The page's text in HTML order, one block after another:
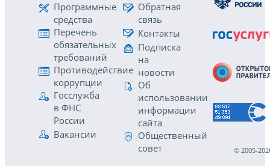
Программные
средства
Перечень
обязательных
требований
Противодействие
коррупции
Госслужба
в ФНС
России
Вакансии
Обратная
связь
Контакты
Подписка
на
новости
Об
использовании
информации
сайта
Общественный
совет
© 2005-